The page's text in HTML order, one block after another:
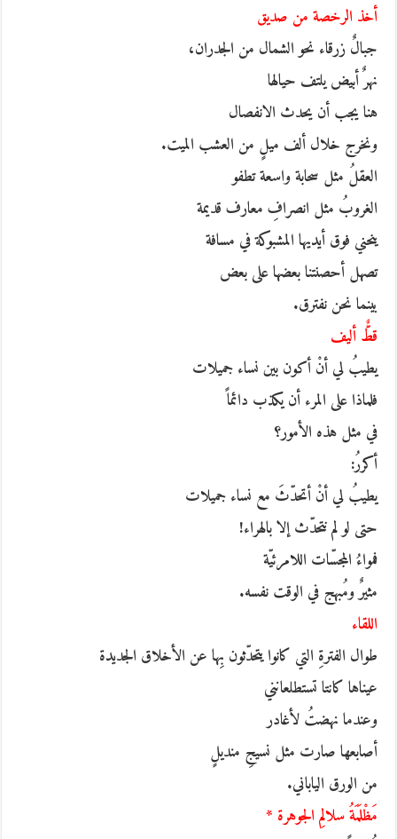
أخذ الرخصة من صديق
جبالٌ زرقاء نحو الشمال من الجدران،
نهرٌ أبيض يلتف حيالها
هنا يجب أن يحدث الانفصال
ونخرج خلال ألف ميلٍ من العشب الميت.
العقلُ مثل سحابة واسعة تطفو
الغروبُ مثل انصرافِ معارف قديمة
ينحني فوق أيديها المشبوكة في مسافة
تصهل أحصنتنا بعضها على بعض
بينما نحن نفترق.
قطٌّ أليف
يطيبُ لي أنْ أكون بين نساء جميلات
فلماذا على المرء أن يكذب دائماً
في مثل هذه الأمور؟
أكررُ:
يطيبُ لي أنْ أتحدّثَ مع نساء جميلات
حتى لو لم نتحدّث إلا بالهراء!
فمواءُ المجسّات اللامرئيّة
مثيرٌ ومُبهج في الوقت نفسه.
اللقاء
طوال الفترةِ التي كانوا يتحدّثون بِها عن الأخلاق الجديدة
عيناها كانتا تستطلعانني
وعندما نهضتُ لأغادر
أصابعها صارت مثل نسيجِ منديلٍ
من الورق الياباني.
مَظْلَمَةُ سلالمِ الجوهرة *